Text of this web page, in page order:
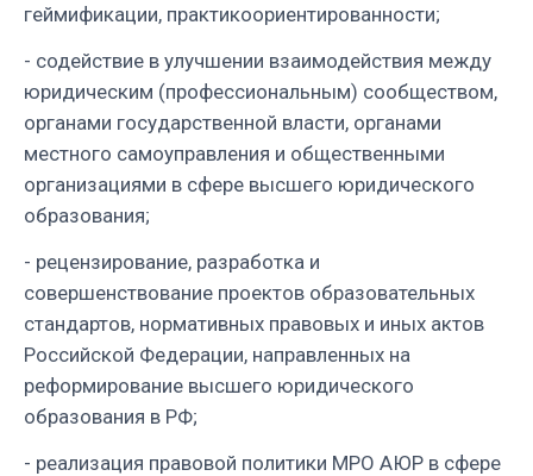
геймификации, практикоориентированности;
- содействие в улучшении взаимодействия между
юридическим (профессиональным) сообществом,
органами государственной власти, органами
местного самоуправления и общественными
организациями в сфере высшего юридического
образования;
- рецензирование, разработка и
совершенствование проектов образовательных
стандартов, нормативных правовых и иных актов
Российской Федерации, направленных на
реформирование высшего юридического
образования в РФ;
- реализация правовой политики МРО АЮР в сфере